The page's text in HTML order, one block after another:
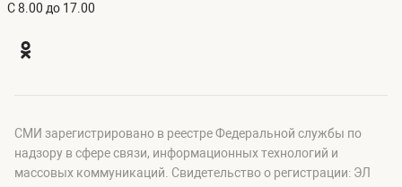
C 8.00 до 17.00
СМИ зарегистрировано в реестре Федеральной службы по
надзору в сфере связи, информационных технологий и
массовых коммуникаций. Свидетельство о регистрации: ЭЛ